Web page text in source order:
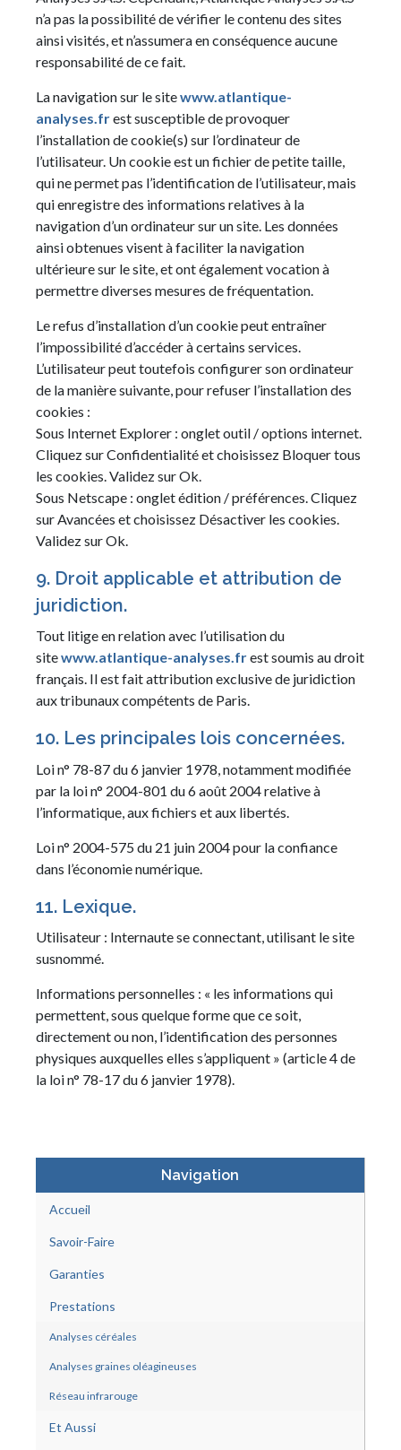
Navigation
Accueil
Savoir-Faire
Garanties
Prestations
Analyses céréales
Analyses graines oléagineuses
Réseau infrarouge
Et Aussi
n’a pas la possibilité de vérifier le contenu des sites
ainsi visités, et n’assumera en conséquence aucune
responsabilité de ce fait.
La navigation sur le sitewww.atlantique-
analyses.frest susceptible de provoquer
l’installation de cookie(s) sur l’ordinateur de
l’utilisateur. Un cookie est un fichier de petite taille,
qui ne permet pas l’identification de l’utilisateur, mais
qui enregistre des informations relatives à la
navigation d’un ordinateur sur un site. Les données
ainsi obtenues visent à faciliter la navigation
ultérieure sur le site, et ont également vocation à
permettre diverses mesures de fréquentation.
Le refus d’installation d’un cookie peut entraîner
l’impossibilité d’accéder à certains services.
L’utilisateur peut toutefois configurer son ordinateur
de la manière suivante, pour refuser l’installation des
cookies :
Sous Internet Explorer : onglet outil / options internet.
Cliquez sur Confidentialité et choisissez Bloquer tous
les cookies. Validez sur Ok.
Sous Netscape : onglet édition / préférences. Cliquez
sur Avancées et choisissez Désactiver les cookies.
Validez sur Ok.
9. Droit applicable et attribution de
juridiction.
Tout litige en relation avec l’utilisation du
sitewww.atlantique-analyses.frest soumis au droit
français. Il est fait attribution exclusive de juridiction
aux tribunaux compétents de Paris.
10. Les principales lois concernées.
Loi n° 78-87 du 6 janvier 1978, notamment modifiée
par la loi n° 2004-801 du 6 août 2004 relative à
l’informatique, aux fichiers et aux libertés.
Loi n° 2004-575 du 21 juin 2004 pour la confiance
dans l’économie numérique.
11. Lexique.
Utilisateur : Internaute se connectant, utilisant le site
susnommé.
Informations personnelles : « les informations qui
permettent, sous quelque forme que ce soit,
directement ou non, l’identification des personnes
physiques auxquelles elles s’appliquent » (article 4 de
la loi n° 78-17 du 6 janvier 1978).